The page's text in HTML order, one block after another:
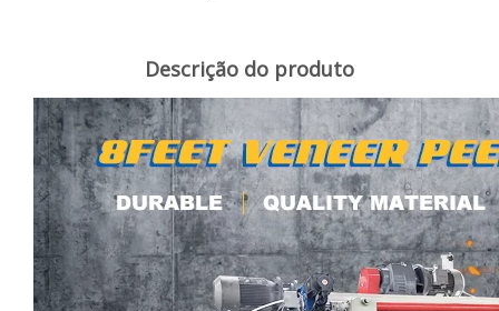
Descrição do produto